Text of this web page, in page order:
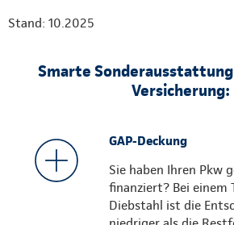
Stand: 10.2025
Smarte
Versicherung:
GAP-Deckung
Sie haben Ihren Pkw
finanziert? Bei einem
Diebstahl ist die